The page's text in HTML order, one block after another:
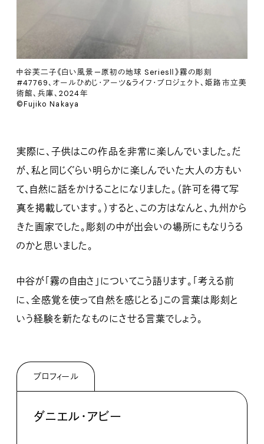
中谷芙二子《白い風景—原初の地球 SeriesⅡ》霧の彫刻
#47769、オールひめじ・アーツ&ライフ・プロジェクト、姫路市立美
術館、兵庫、2024年
©Fujiko Nakaya
実際に、子供はこの作品を非常に楽しんでいました。だ
が、私と同じぐらい明らかに楽しんでいた大人の方もい
て、自然に話をかけることになりました。（許可を得て写
真を掲載しています。）すると、この方はなんと、九州から
きた画家でした。彫刻の中が出会いの場所にもなりうる
のかと思いました。
中谷が「霧の自由さ」についてこう語ります。「考える前
に、全感覚を使って自然を感じとる」この言葉は彫刻と
いう経験を新たなものにさせる言葉でしょう。
プロフィール
ダニエル・アビー